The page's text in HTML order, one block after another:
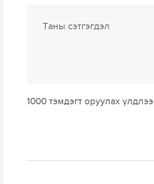
1000 тэмдэгт оруулах үлдлээ.